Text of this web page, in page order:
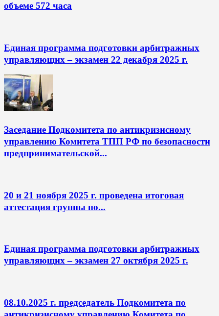
объеме 572 часа
Единая программа подготовки арбитражных
управляющих – экзамен 22 декабря 2025 г.
Заседание Подкомитета по антикризисному
управлению Комитета ТПП РФ по безопасности
предпринимательской...
20 и 21 ноября 2025 г. проведена итоговая
аттестация группы по...
Единая программа подготовки арбитражных
управляющих – экзамен 27 октября 2025 г.
08.10.2025 г. председатель Подкомитета по